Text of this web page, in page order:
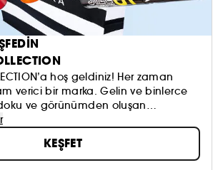
hoş geldiniz! Her zaman
verici bir marka. Gelin ve binlerce
ve görünümden oluşan
keşfedin. Dilediğinizi sürmeye, kendi
oluşturmaya ve hepsinden de
sevmeye çekinmeyin!
paylaş #sephoracollection
KEŞFET